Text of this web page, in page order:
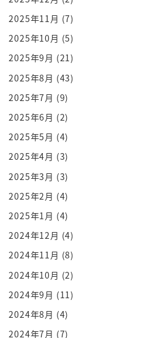
バリバリ行かないとって
でお茶勧めたのもさ
あまさっき言ったような
もう一つさ あの戦国武将
ああそうですね 元々武家
戦国戦国部将がみんなうん
あんなさ 年がら年中さ
あの人たち忙しいじゃん
はい あの忙しい中でさ
やってるわけですよ
だから仕事バリバリやりな
なんていうのかな
その生き抜きっていうかさ
あれにいいのかなと思っ
あそうだったんですね
なんかその早いって
自分でも分かるんですけど
まだ40代走れるなって思う
2025年11月 (7)
2025年10月 (5)
2025年9月 (21)
2025年8月 (43)
2025年7月 (9)
2025年6月 (2)
2025年5月 (4)
2025年4月 (3)
2025年3月 (3)
2025年2月 (4)
2025年1月 (4)
2024年12月 (4)
2024年11月 (8)
2024年10月 (2)
2024年9月 (11)
2024年8月 (4)
2024年7月 (7)